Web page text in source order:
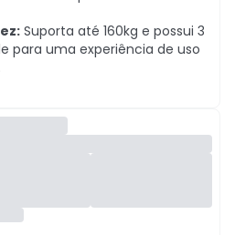
Suporta até 160kg e possui 3
para uma experiência de uso